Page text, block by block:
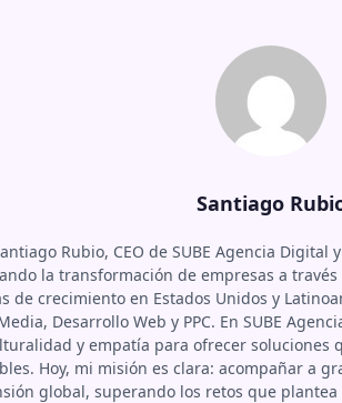
Santiago
Rubio, CEO de SUBE Agencia
la transformación de empresas a
de crecimiento en Estados Unidos y
Desarrollo Web y PPC. En SUBE
y empatía para ofrecer soluciones
Hoy, mi misión es clara: acompañar a
global, superando los retos que